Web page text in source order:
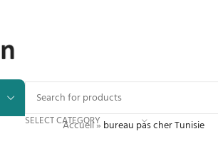
SELECT CATEGORY
Accueil» bureau pas cher Tunisie